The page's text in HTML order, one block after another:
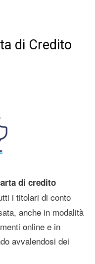
di Credito
di credito
i titolari di conto
anche in modalità
online e in
avvalendosi dei